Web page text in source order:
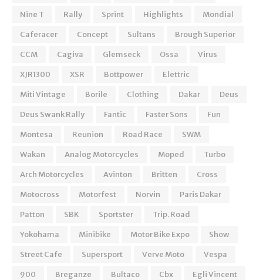
Nine T
Rally Sprint Highlights
Mondial
Caferacer
Concept Sultans
Brough Superior
CCM
Cagiva Glemseck Ossa
Virus
XJR1300
XSR Bottpower
Elettric
Miti Vintage
Borile Clothing Dakar
Deus
Deus Swank Rally
Fantic Faster Sons
Fun
Montesa
Reunion Road Race
SWM
Wakan
Analog Motorcycles Moped
Turbo
Arch Motorcycles
Avinton Britten
Cross
Motocross
Motorfest Norvin
Paris Dakar
Patton
SBK Sportster
Trip. Road
Yokohama
Minibike Motor Bike Expo
Show
Street Cafe
Supersport Verve Moto
Vespa
900
Breganze Bultaco Cbx
Egli Vincent